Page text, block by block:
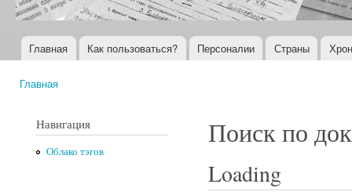
Главное меню
Главная Как пользоваться? Персоналии Страны
Главная
Навигация
Облако тэгов
Поиск по
Loading